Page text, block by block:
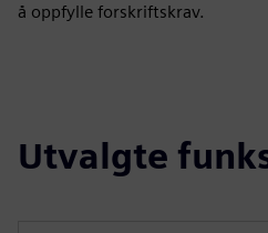
å oppfylle forskriftskrav.
Utvalgte